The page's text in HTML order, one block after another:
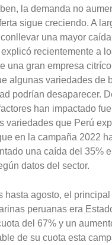
la demanda no
sigue creciendo. A
una mayor
recientemente a
una gran empresa
algunas variedades de
podrían desaparecer.
han impactado
variedades que Perú
en la campaña 2022
una caída del 35%
datos del sector.
hasta agosto, el
peruanas era
del 67% y un
de su cuota esta